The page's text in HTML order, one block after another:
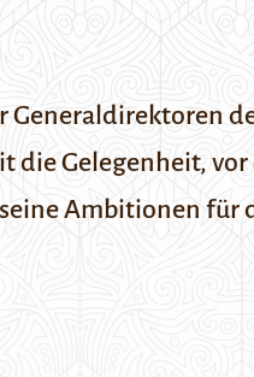
Generaldirektoren
die Gelegenheit,
Ambitionen für